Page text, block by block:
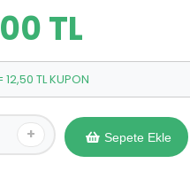
TL
TL KUPON
+ Sepete Ekle